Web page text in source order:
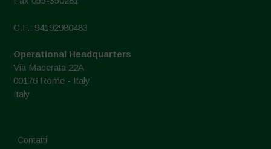
C.F.: 94192980483
Operational Headquarters
Via Macerata 22A
00176 Rome - Italy
Italy
Contatti